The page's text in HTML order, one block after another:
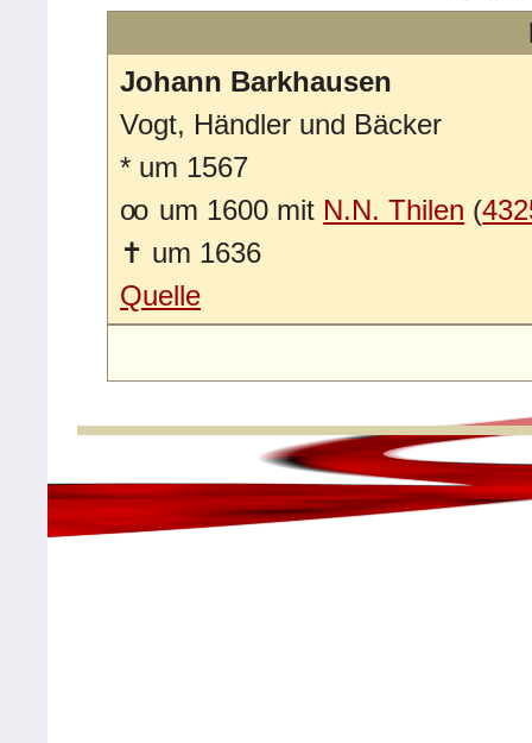
Johann Barkhausen
Vogt, Händler und Bäcker
* um 1567
oo um 1600 mit N.N. Thilen (
✝ um 1636
Quelle